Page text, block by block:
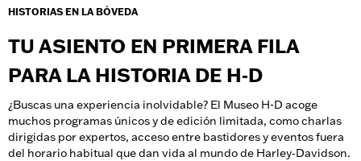
HISTORIAS EN LA BÓVEDA
TU ASIENTO EN PRIMERA FILA
PARA LA HISTORIA DE H‑D
¿Buscas una experiencia inolvidable? El Museo H-D acoge
muchos programas únicos y de edición limitada, como charlas
dirigidas por expertos, acceso entre bastidores y eventos fuera
del horario habitual que dan vida al mundo de Harley‑Davidson.